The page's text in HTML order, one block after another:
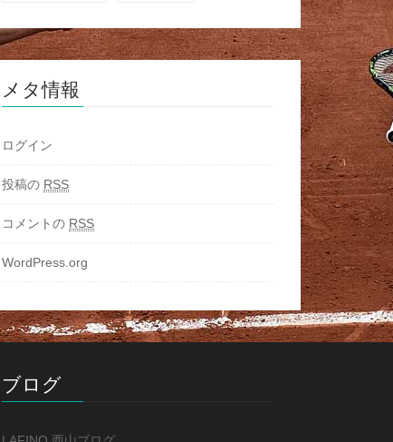
メタ情報
ログイン
投稿の RSS
コメントの RSS
WordPress.org
ブログ